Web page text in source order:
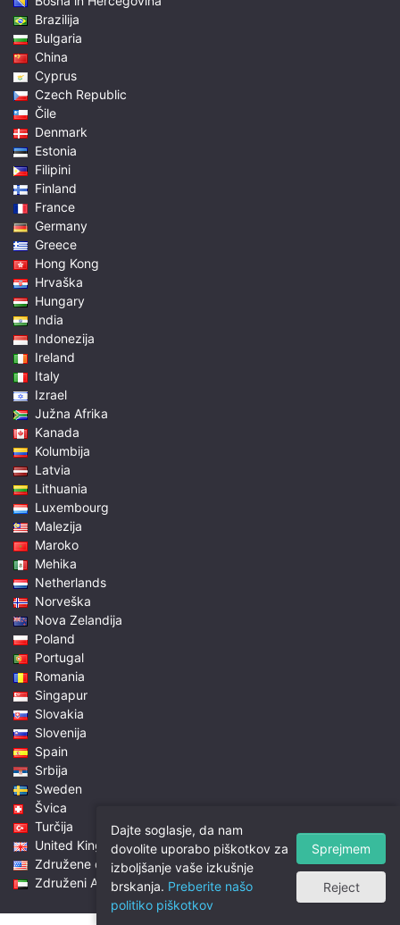
Brazilija
Bulgaria
China
Cyprus
Czech Republic
Čile
Denmark
Estonia
Filipini
Finland
France
Germany
Greece
Hong Kong
Hrvaška
Hungary
India
Indonezija
Ireland
Italy
Izrael
Južna Afrika
Kanada
Kolumbija
Latvia
Lithuania
Luxembourg
Malezija
Maroko
Mehika
Netherlands
Norveška
Nova Zelandija
Poland
Portugal
Romania
Singapur
Slovakia
Slovenija
Spain
Srbija
Sweden
Švica
Turčija
United Kingdom
Združene države
Združeni Arabski Emirati
Dajte soglasje, da nam
dovolite uporabo piškotkov za
izboljšanje vaše izkušnje
brskanja. Preberite našo
politiko piškotkov
Sprejmem
Reject